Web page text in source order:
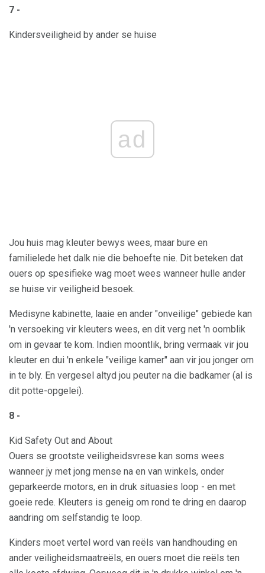
7 -
Kindersveiligheid by ander se huise
ad
Jou huis mag kleuter bewys wees, maar bure en
familielede het dalk nie die behoefte nie. Dit beteken dat
ouers op spesifieke wag moet wees wanneer hulle ander
se huise vir veiligheid besoek.
Medisyne kabinette, laaie en ander "onveilige" gebiede kan
'n versoeking vir kleuters wees, en dit verg net 'n oomblik
om in gevaar te kom. Indien moontlik, bring vermaak vir jou
kleuter en dui 'n enkele "veilige kamer" aan vir jou jonger om
in te bly. En vergesel altyd jou peuter na die badkamer (al is
dit potte-opgelei).
8 -
Kid Safety Out and About
Ouers se grootste veiligheidsvrese kan soms wees
wanneer jy met jong mense na en van winkels, onder
geparkeerde motors, en in druk situasies loop - en met
goeie rede. Kleuters is geneig om rond te dring en daarop
aandring om selfstandig te loop.
Kinders moet vertel word van reëls van handhouding en
ander veiligheidsmaatreëls, en ouers moet die reëls ten